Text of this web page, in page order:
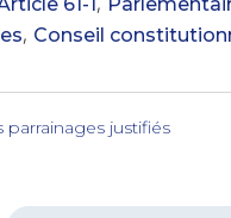
, Conseil
parrainages justifiés